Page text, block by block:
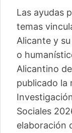
Las ayudas
temas
Alicante y
o
Alicantino
publicado la
Sociales
elaboración